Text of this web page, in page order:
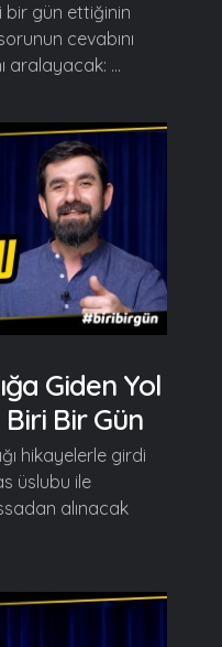
bir gün ettiğinin
cevabını
aralayacak: ...
Giden Yol
Bir Gün
hikayelerle girdi
üslubu ile
alınacak